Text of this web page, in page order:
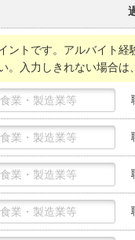
ントです。アルバイト
入力しきれない場合